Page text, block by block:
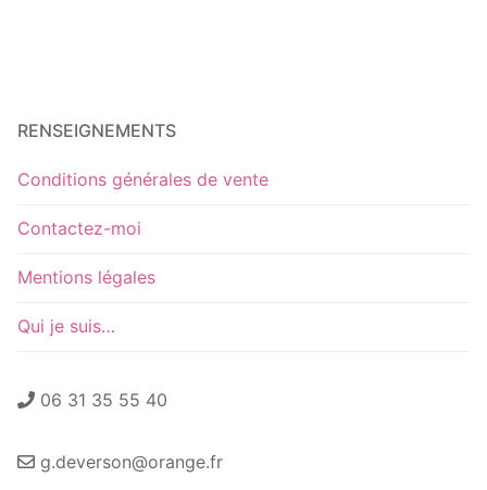
RENSEIGNEMENTS
Conditions générales de vente
Contactez-moi
Mentions légales
Qui je suis…
06 31 35 55 40
g.deverson@orange.fr